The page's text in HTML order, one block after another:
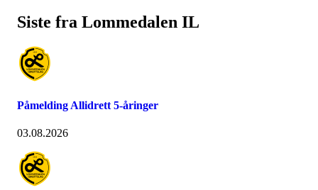
Siste fra Lommedalen IL
Påmelding Allidrett 5-åringer
03.08.2026